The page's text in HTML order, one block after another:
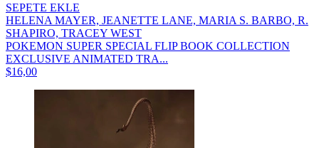
SEPETE EKLE
HELENA MAYER, JEANETTE LANE, MARIA S. BARBO, R.
SHAPIRO, TRACEY WEST
POKEMON SUPER SPECIAL FLIP BOOK COLLECTION
EXCLUSIVE ANIMATED TRA...
$16,00